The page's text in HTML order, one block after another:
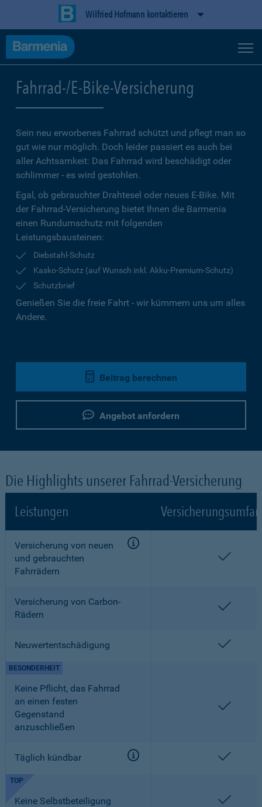
Wilfried Hofmann kontaktieren
Fahrrad-/E-Bike-Versicherung
Sein neu erworbenes Fahrrad schützt und pflegt man so
gut wie nur möglich. Doch leider passiert es auch bei
aller Achtsamkeit: Das Fahrrad wird beschädigt oder
schlimmer - es wird gestohlen.
Egal, ob gebrauchter Drahtesel oder neues E-Bike. Mit
der Fahrrad-Versicherung bietet Ihnen die Barmenia
einen Rundumschutz mit folgenden
Leistungsbausteinen:
Diebstahl-Schutz
Kasko-Schutz (auf Wunsch inkl. Akku-Premium-Schutz)
Schutzbrief
Genießen Sie die freie Fahrt - wir kümmern uns um alles
Andere.
Beitrag berechnen
Angebot anfordern
Die Highlights unserer Fahrrad-Versicherung
Leistungen
Versicherung von neuen
und gebrauchten
Fahrrädern
Versicherung von Carbon-
Rädern
Neuwertentschädigung
Keine Pflicht, das Fahrrad
an einen festen
Gegenstand
anzuschließen
BESONDERHEIT
Täglich kündbar
TOP
Keine Selbstbeteiligung